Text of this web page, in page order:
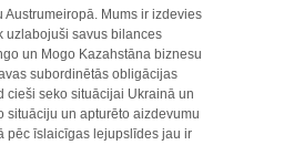
Mums ir izdevies
uzlabojuši savus bilances
un Mogo Kazahstāna biznesu
subordinētās obligācijas
cieši seko situācijai Ukrainā un
situāciju un apturēto aizdevumu
pēc īslaicīgas lejupslīdes jau ir